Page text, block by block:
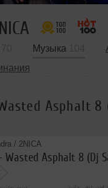
Музыка
Asphalt 8
/ 2NICA